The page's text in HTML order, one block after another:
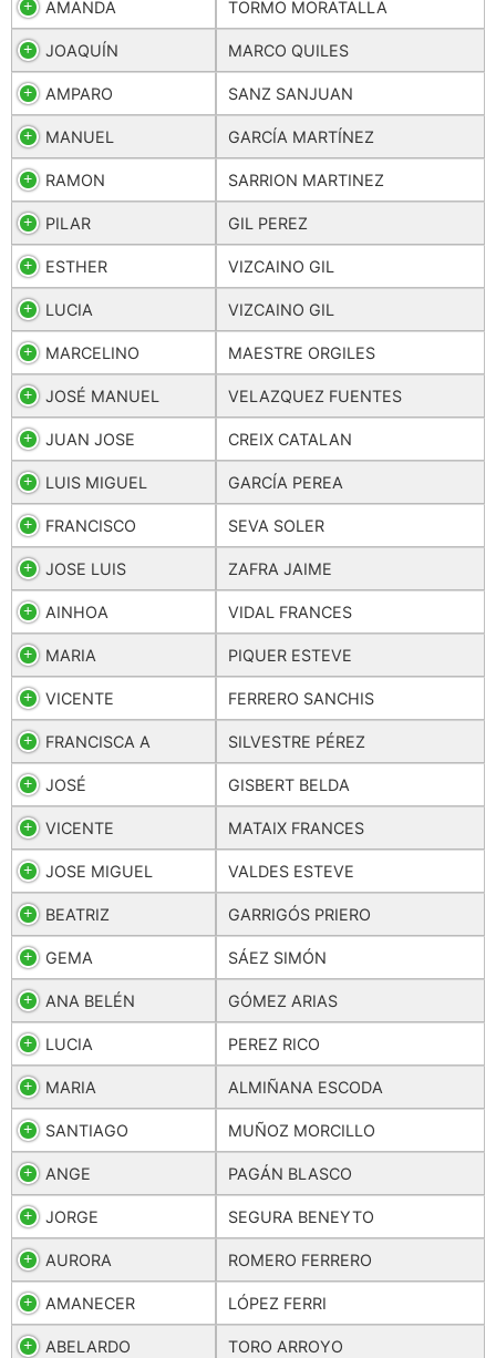
AMANDA TORMO MORATALLA
JOAQUÍN MARCO QUILES
AMPARO SANZ SANJUAN
MANUEL GARCÍA MARTÍNEZ
RAMON SARRION MARTINEZ
PILAR GIL PEREZ
ESTHER VIZCAINO GIL
LUCIA VIZCAINO GIL
MARCELINO MAESTRE ORGILES
JOSÉ MANUEL VELAZQUEZ FUENTES
JUAN JOSE CREIX CATALAN
LUIS MIGUEL GARCÍA PEREA
FRANCISCO SEVA SOLER
JOSE LUIS ZAFRA JAIME
AINHOA VIDAL FRANCES
MARIA PIQUER ESTEVE
VICENTE FERRERO SANCHIS
FRANCISCA A SILVESTRE PÉREZ
JOSÉ GISBERT BELDA
VICENTE MATAIX FRANCES
JOSE MIGUEL VALDES ESTEVE
BEATRIZ GARRIGÓS PRIERO
GEMA SÁEZ SIMÓN
ANA BELÉN GÓMEZ ARIAS
LUCIA PEREZ RICO
MARIA ALMIÑANA ESCODA
SANTIAGO MUÑOZ MORCILLO
ANGE PAGÁN BLASCO
JORGE SEGURA BENEYTO
AURORA ROMERO FERRERO
AMANECER LÓPEZ FERRI
ABELARDO TORO ARROYO